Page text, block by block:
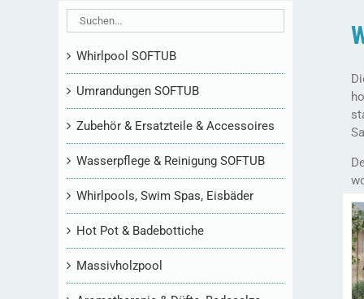
Whirlpool SOFTUB
Umrandungen SOFTUB
Zubehör & Ersatzteile & Accessoires
Wasserpflege & Reinigung SOFTUB
Whirlpools, Swim Spas, Eisbäder
Hot Pot & Badebottiche
Massivholzpool